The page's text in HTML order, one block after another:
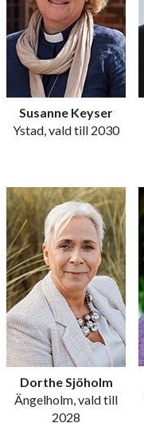
Susanne Keyser
Ystad, vald till 2030
Dorthe Sjöholm
Ängelholm, vald till
2028